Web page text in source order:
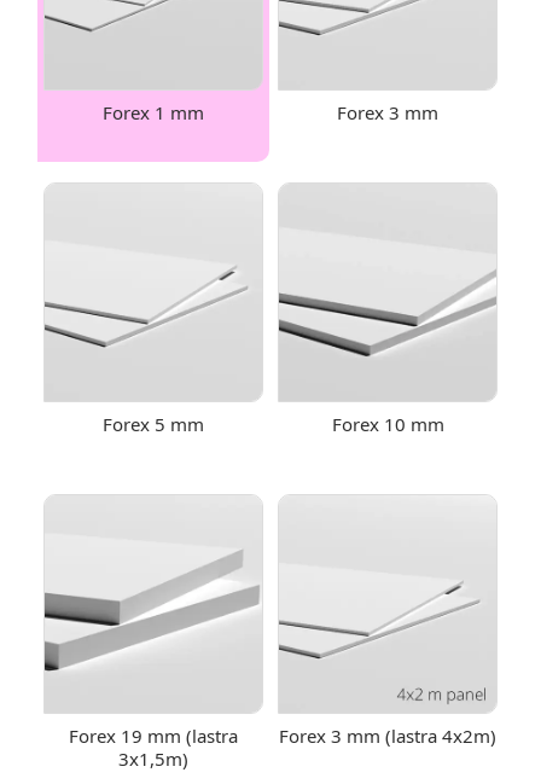
Forex 1 mm Forex 3 mm
Forex 5 mm Forex 10 mm
Forex 19 mm (lastra
3x1,5m)
Forex 3 mm (lastra 4x2m)